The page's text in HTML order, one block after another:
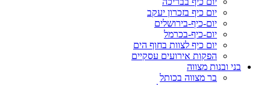
יום כיף בזכרון יעקב
יום-כיף-בירושלים
יום-כיף-בכרמל
יום כיף לצוות בחוף הים
הפקות אירועים עסקיים
בני ובנות מצווה
בר מצווה בכותל